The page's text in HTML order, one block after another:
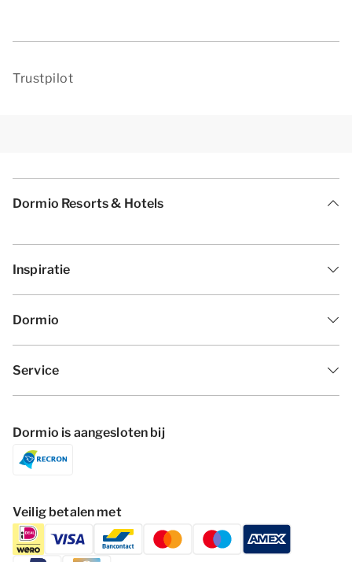
Trustpilot
Dormio Resorts & Hotels
Inspiratie
Dormio
Service
Dormio is aangesloten bij
Veilig betalen met